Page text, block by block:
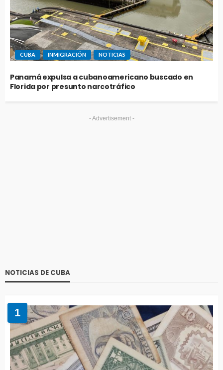
CUBA INMIGRACIÓN NOTICIAS
Panamá expulsa a cubanoamericano buscado en
Florida por presunto narcotráfico
- Advertisement -
NOTICIAS DE CUBA
1